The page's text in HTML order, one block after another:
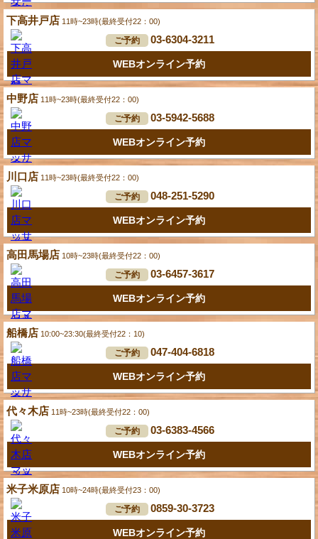
下高井戸店 11時~23時(最終受付22：00)
ご予約 03-6304-3211
WEBオンライン予約
中野店 11時~23時(最終受付22：00)
ご予約 03-5942-5688
WEBオンライン予約
川口店 11時~23時(最終受付22：00)
ご予約 048-251-5290
WEBオンライン予約
高田馬場店 10時~23時(最終受付22：00)
ご予約 03-6457-3617
WEBオンライン予約
船橋店 10:00~23:30(最終受付22：10)
ご予約 047-404-6818
WEBオンライン予約
代々木店 11時~23時(最終受付22：00)
ご予約 03-6383-4566
WEBオンライン予約
米子米原店 10時~24時(最終受付23：00)
ご予約 0859-30-3723
WEBオンライン予約